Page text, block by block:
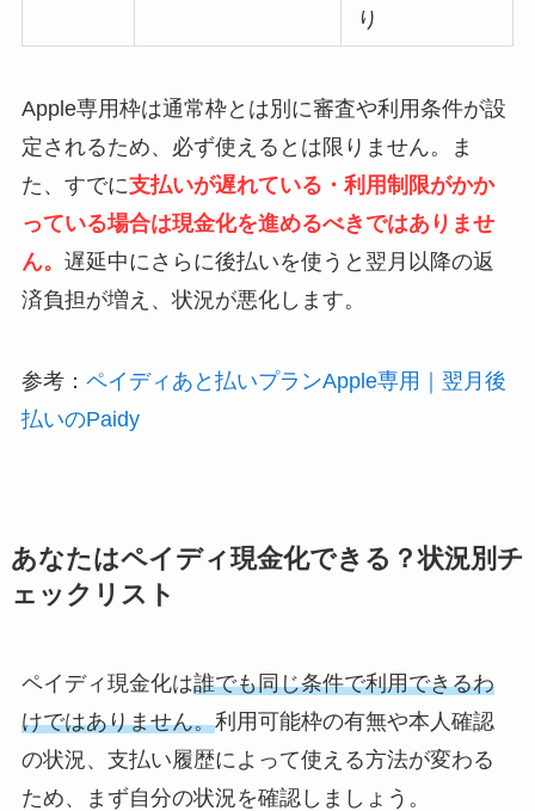
り
Apple専用枠は通常枠とは別に審査や利用条件が設
定されるため、必ず使えるとは限りません。ま
た、すでに支払いが遅れている・利用制限がかか
っている場合は現金化を進めるべきではありませ
ん。 遅延中にさらに後払いを使うと翌月以降の返
済負担が増え、状況が悪化します。
参考： ペイディあと払いプランApple専用｜翌月後
払いのPaidy
あなたはペイディ現金化できる？状況別チ
ェックリスト
ペイディ現金化は誰でも同じ条件で利用できるわ
けではありません。利用可能枠の有無や本人確認
の状況、支払い履歴によって使える方法が変わる
ため、まず自分の状況を確認しましょう。